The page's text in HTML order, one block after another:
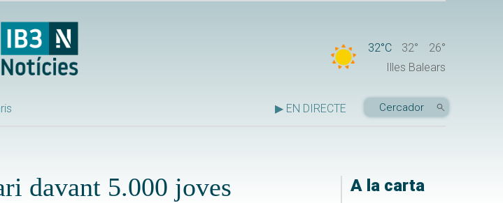
32°C 32°
26°
Illes Balears
▶ EN DIRECTE
A la carta
davant 5.000 joves